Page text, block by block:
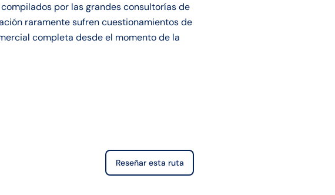
por las grandes consultorías de
raramente sufren cuestionamientos de
completa desde el momento de la
Reseñar esta ruta